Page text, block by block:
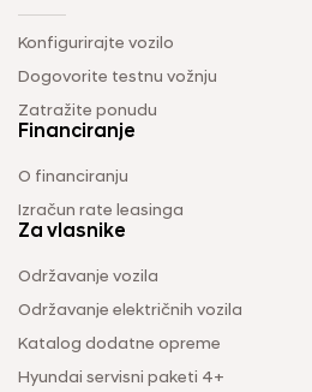
Konfigurirajte vozilo
Dogovorite testnu vožnju
Zatražite ponudu
Financiranje
O financiranju
Izračun rate leasinga
Za vlasnike
Održavanje vozila
Održavanje električnih vozila
Katalog dodatne opreme
Hyundai servisni paketi 4+